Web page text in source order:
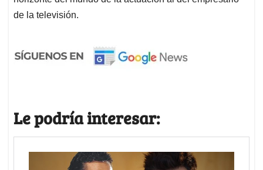
de la televisión.
Le podría interesar: